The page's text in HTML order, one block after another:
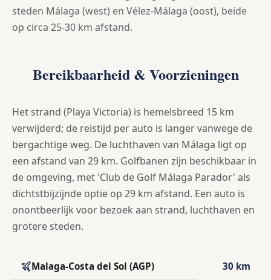
steden Málaga (west) en Vélez-Málaga (oost), beide
op circa 25-30 km afstand.
Bereikbaarheid & Voorzieningen
Het strand (Playa Victoria) is hemelsbreed 15 km
verwijderd; de reistijd per auto is langer vanwege de
bergachtige weg. De luchthaven van Málaga ligt op
een afstand van 29 km. Golfbanen zijn beschikbaar in
de omgeving, met 'Club de Golf Málaga Parador' als
dichtstbijzijnde optie op 29 km afstand. Een auto is
onontbeerlijk voor bezoek aan strand, luchthaven en
grotere steden.
Malaga-Costa del Sol (AGP) 30 km